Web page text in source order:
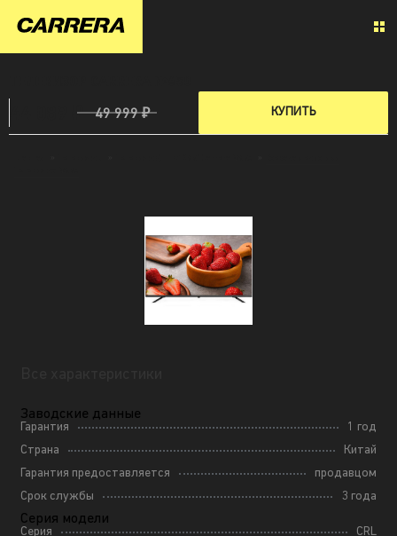
44 089 ₽ 49 999 ₽ КУПИТЬ
Заводские данные
Гарантия
1 год
Страна
Китай
Гарантия предоставляется
продавцом
Срок службы
3 года
Серия модели
Серия CRL